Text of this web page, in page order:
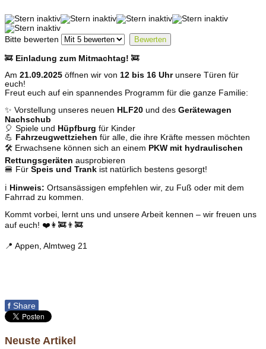
Bitte bewerten
🚒 Einladung zum Mitmachtag! 🚒
Am 21.09.2025 öffnen wir von 12 bis 16 Uhrunsere Türen für
euch!
Freut euch auf ein spannendes Programm für die ganze Familie:
✨ Vorstellung unseres neuen HLF20 und des Gerätewagen
Nachschub
🎈 Spiele und Hüpfburg für Kinder
💪 Fahrzeugwettziehen für alle, die ihre Kräfte messen möchten
🛠️ Erwachsene können sich an einem PKW mit hydraulischen
Rettungsgeräten ausprobieren
🍔 Für Speis und Trank ist natürlich bestens gesorgt!
ℹ️ Hinweis: Ortsansässigen empfehlen wir, zu Fuß oder mit dem
Fahrrad zu kommen.
Kommt vorbei, lernt uns und unsere Arbeit kennen – wir freuen uns
auf euch! ❤️👩‍🚒👨‍🚒
📍 Appen, Almtweg 21
f Share
Neuste Artikel